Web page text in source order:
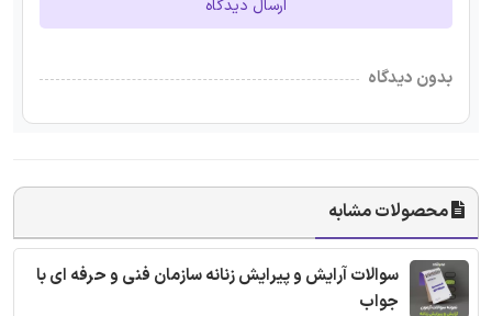
ارسال دیدگاه
بدون دیدگاه
محصولات مشابه
سوالات آرایش و پیرایش زنانه سازمان فنی و حرفه ای با
جواب